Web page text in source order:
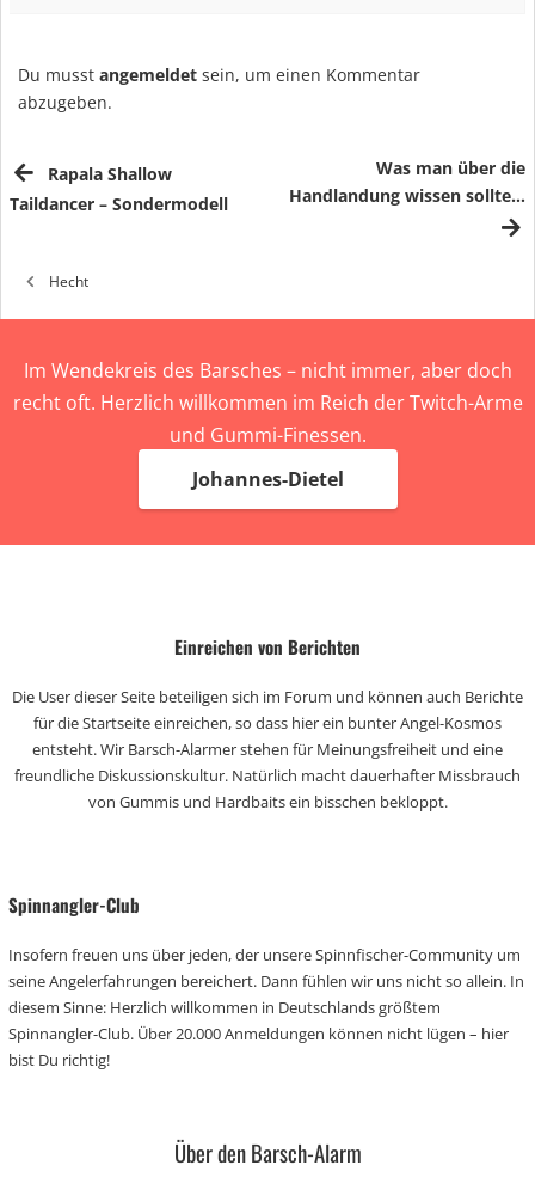
Du musst angemeldet sein, um einen Kommentar
abzugeben.
Rapala Shallow
Taildancer – Sondermodell
Was man über die
Handlandung wissen sollte…
Hecht
Im Wendekreis des Barsches – nicht immer, aber doch
recht oft. Herzlich willkommen im Reich der Twitch-Arme
und Gummi-Finessen.
Johannes-Dietel
Einreichen von Berichten
Die User dieser Seite beteiligen sich im Forum und können auch Berichte
für die Startseite einreichen, so dass hier ein bunter Angel-Kosmos
entsteht. Wir Barsch-Alarmer stehen für Meinungsfreiheit und eine
freundliche Diskussionskultur. Natürlich macht dauerhafter Missbrauch
von Gummis und Hardbaits ein bisschen bekloppt.
Spinnangler-Club
Insofern freuen uns über jeden, der unsere Spinnfischer-Community um
seine Angelerfahrungen bereichert. Dann fühlen wir uns nicht so allein. In
diesem Sinne: Herzlich willkommen in Deutschlands größtem
Spinnangler-Club. Über 20.000 Anmeldungen können nicht lügen – hier
bist Du richtig!
Über den Barsch-Alarm